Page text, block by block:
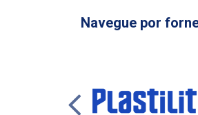
Navegue por